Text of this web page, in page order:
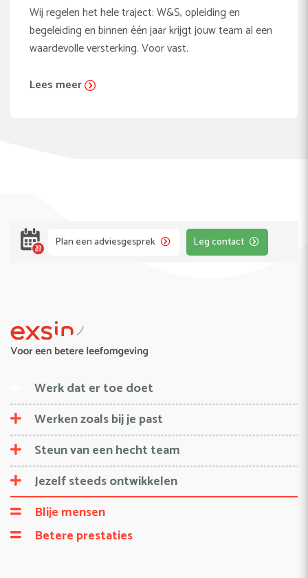
Wij regelen het hele traject: W&S, opleiding en
begeleiding en binnen één jaar krijgt jouw team al een
waardevolle versterking. Voor vast.
Lees meer
Plan een adviesgesprek Leg contact
Werk dat er toe doet
Werken zoals bij je past
Steun van een hecht team
Jezelf steeds ontwikkelen
Blije mensen
Betere prestaties